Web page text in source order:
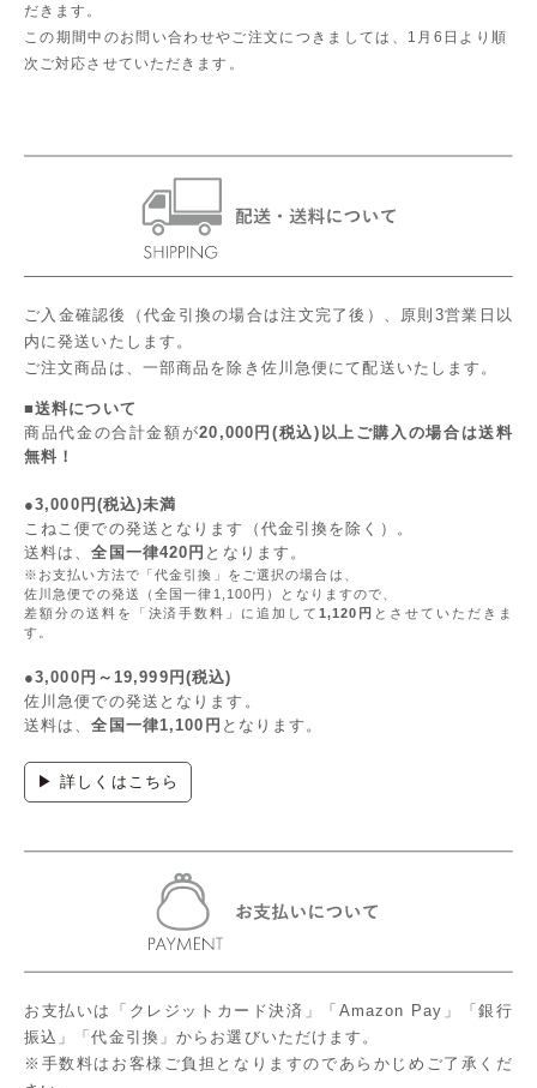
だきます。
この期間中のお問い合わせやご注文につきましては、1月6日より順
次ご対応させていただきます。
ご入金確認後（代金引換の場合は注文完了後）、原則3営業日以
内に発送いたします。
ご注文商品は、一部商品を除き佐川急便にて配送いたします。
■送料について
商品代金の合計金額が20,000円(税込)以上ご購入の場合は送料
無料！
●3,000円(税込)未満
こねこ便での発送となります（代金引換を除く）。
送料は、全国一律420円 となります。
※お支払い方法で「代金引換」をご選択の場合は、
佐川急便での発送（全国一律1,100円）となりますので、
差額分の送料を「決済手数料」に追加して 1,120円 とさせていただきま
す。
●3,000円～19,999円(税込)
佐川急便での発送となります。
送料は、全国一律1,100円 となります。
▶ 詳しくはこちら
お支払いは「クレジットカード決済」「Amazon Pay」「銀行
振込」「代金引換」からお選びいただけます。
※手数料はお客様ご負担となりますのであらかじめご了承くだ